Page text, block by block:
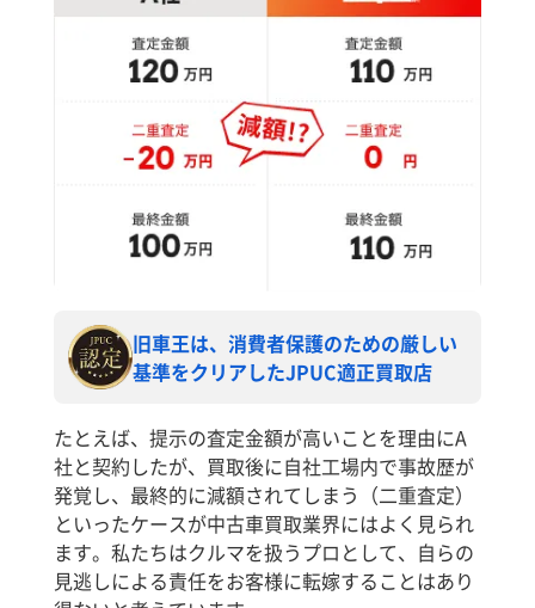
旧車王は、消費者保護のための厳しい
基準をクリアしたJPUC適正買取店
たとえば、提示の査定金額が高いことを理由にA
社と契約したが、買取後に自社工場内で事故歴が
発覚し、最終的に減額されてしまう（二重査定）
といったケースが中古車買取業界にはよく見られ
ます。私たちはクルマを扱うプロとして、自らの
見逃しによる責任をお客様に転嫁することはあり